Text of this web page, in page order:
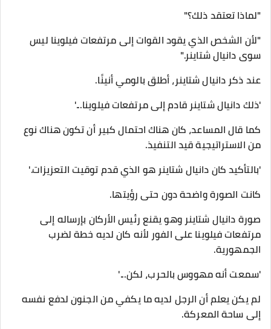
"لماذا تعتقد ذلك؟"
"لأن الشخص الذي يقود القوات إلى مرتفعات فيلوينا ليس
سوى دانيال شتاينر."
عند ذكر دانيال شتاينر، أطلق بالومي أنينًا.
'ذلك دانيال شتاينر قادم إلى مرتفعات فيلوينا...'
كما قال المساعد، كان هناك احتمال كبير أن تكون هناك نوع
من الاستراتيجية قيد التنفيذ.
'بالتأكيد كان دانيال شتاينر هو الذي قدم توقيت التعزيزات.'
كانت الصورة واضحة دون حتى رؤيتها.
صورة دانيال شتاينر وهو يقنع رئيس الأركان بإرساله إلى
مرتفعات فيلوينا على الفور لأنه كان لديه خطة لضرب
الجمهورية.
'سمعت أنه مهووس بالحرب، لكن...'
لم يكن يعلم أن الرجل لديه ما يكفي من الجنون لدفع نفسه
إلى ساحة المعركة.